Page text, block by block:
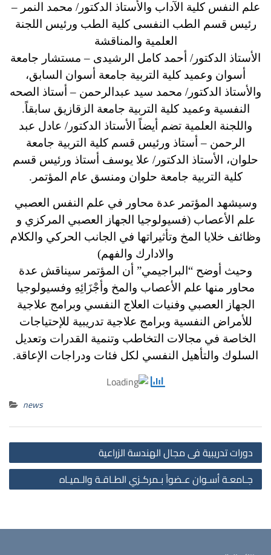
علم النفس كلية الآداب والأستاذ الدكتور/ محمد النمر –
رئيس قسم الطب النفسى كلية الطب ورئيس اللجنة
العلمية والمناقشة
الأستاذ الدكتور/ أحمد كامل الرشيدى – مستشار جامعة
أسوان وعميد كلية التربية جامعة أسوان السابق،
والأستاذ الدكتور/ محمد سيد عبدالرحمن – أستاذ الصحه
النفسية وعميد كلية التربية جامعة الزقازيق سابقاً.
واللجنة العلمية تضم أيضاً الأستاذ الدكتور/ عادل عبد
الرحمن – أستاذ ورئيس قسم كلية التربية جامعة
حلوان، الأستاذ الدكتور/ علا يوسف أستاذ ورئيس قسم
كلية التربية جامعة حلوان ومنسق عام المؤتمر.
وسيشهد المؤتمر عدة محاور في علم النفس العصبي
علم الأعصاب (فسيولوجيا الجهاز العصبي المركزي و
وظائف خلايا المخ وتأثيراتها في الجانب الحركي والكلام
والادارك والفهم)
وحيث أوضح “البراجيمي” أن المؤتمر سيناقش عدة
محاور منها علم الأعصاب والمخ وأجْزَائِهِ وفسيولوجيا
الجهاز العصبي وفنيات العلاج النفسي وبرامج علاجية
للأمراض النفسية وبرامج علاجية تدريبية للإحتياجات
الخاصة في مجالات التخاطب وتنمية القدرات وتعديل
السلوك والتأهيل النفسي لكل فئات ودراجات الإعاقة.
news
دورات تدريبية فى مجال الهندسة الزراعية
جـامعـة أسـوان عـضواً بـمركـزي الطـاقـة والـميـاه